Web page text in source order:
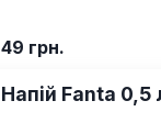
49 грн.
Напій Fanta 0,5